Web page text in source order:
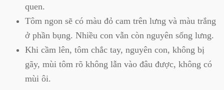
quen.
Tôm ngon sẽ có màu đỏ cam trên lưng và màu trắng
ở phần bụng. Nhiều con vẫn còn nguyên sống lưng.
Khi cầm lên, tôm chắc tay, nguyên con, không bị
gãy, mùi tôm rõ không lẫn vào đâu được, không có
mùi ôi.